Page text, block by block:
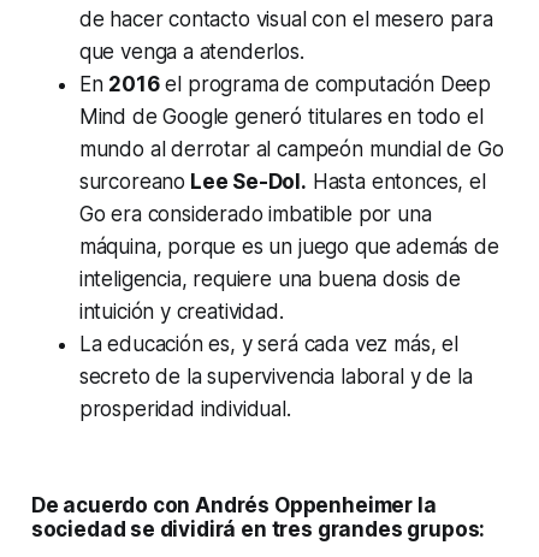
de hacer contacto visual con el mesero para
que venga a atenderlos.
En 2016el programa de computación Deep
Mind de Google generó titulares en todo el
mundo al derrotar al campeón mundial de Go
surcoreano Lee Se-Dol. Hasta entonces, el
Go era considerado imbatible por una
máquina, porque es un juego que además de
inteligencia, requiere una buena dosis de
intuición y creatividad.
La educación es, y será cada vez más, el
secreto de la supervivencia laboral y de la
prosperidad individual.
De acuerdo con Andrés Oppenheimer la
sociedad se dividirá en tres grandes grupos: